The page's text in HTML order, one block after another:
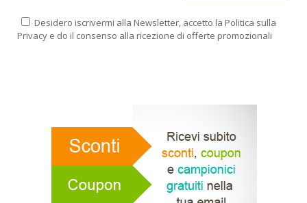
Desidero iscrivermi alla Newsletter, accetto la Politica sulla
Privacy e do il consenso alla ricezione di offerte promozionali